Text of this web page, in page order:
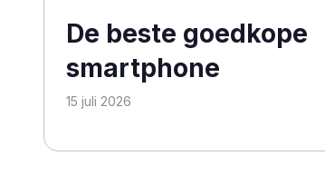
De beste goedkope
smartphone
15 juli 2026